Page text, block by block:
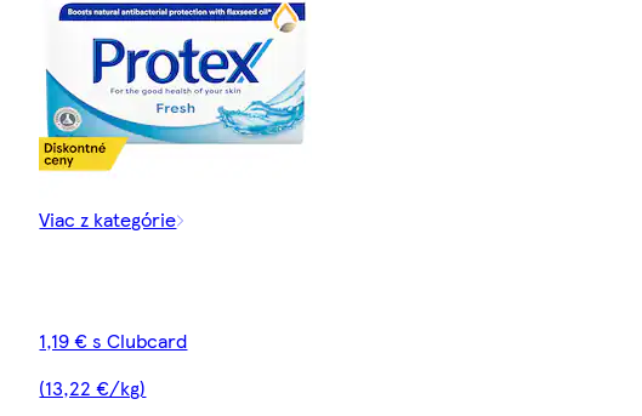
Viac z kategórie
1,19 € s Clubcard
(13,22 €/kg)